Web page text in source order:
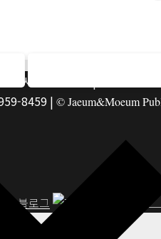
시 서패동 469-1 | 사업자등
8459 | © Jaeum&Moeum